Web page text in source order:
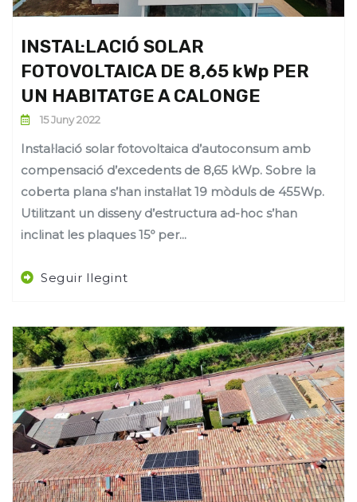
INSTAL·LACIÓ SOLAR
FOTOVOLTAICA DE 8,65 kWp PER
UN HABITATGE A CALONGE
15 Juny 2022
Instal·lació solar fotovoltaica d’autoconsum amb
compensació d’excedents de 8,65 kWp. Sobre la
coberta plana s’han instal·lat 19 mòduls de 455Wp.
Utilitzant un disseny d’estructura ad-hoc s’han
inclinat les plaques 15º per...
Seguir llegint